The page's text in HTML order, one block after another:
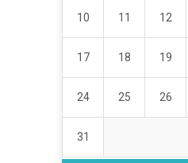
10 11 12
17 18 19
24 25 26
31